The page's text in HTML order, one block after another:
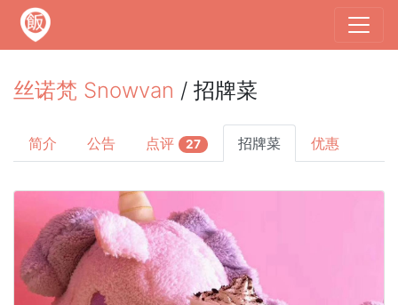
丝诺梵 Snowvan / 招牌菜
简介 公告 点评 27 招牌菜 优惠